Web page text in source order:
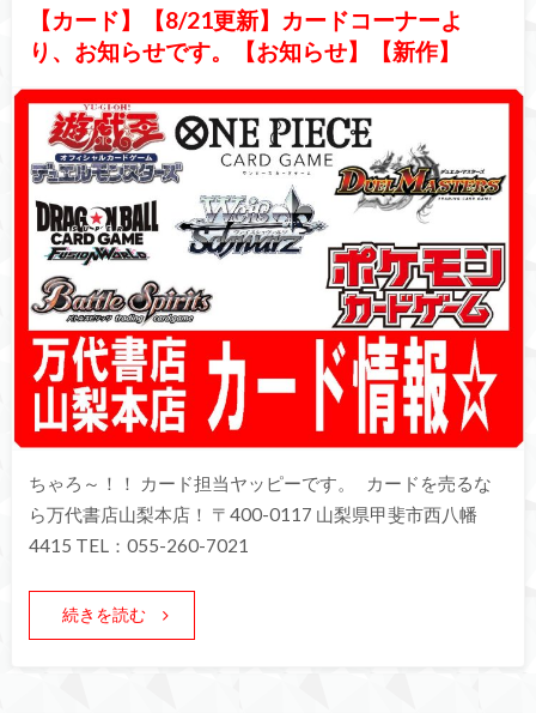
【カード】【8/21更新】カードコーナーよ
り、お知らせです。【お知らせ】【新作】
ちゃろ～！！ カード担当ヤッピーです。 カードを売るな
ら万代書店山梨本店！ 〒400-0117 山梨県甲斐市西八幡
4415 TEL：055-260-7021
続きを読む